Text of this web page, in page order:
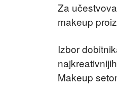
Za
makeup
Izbor
Makeup